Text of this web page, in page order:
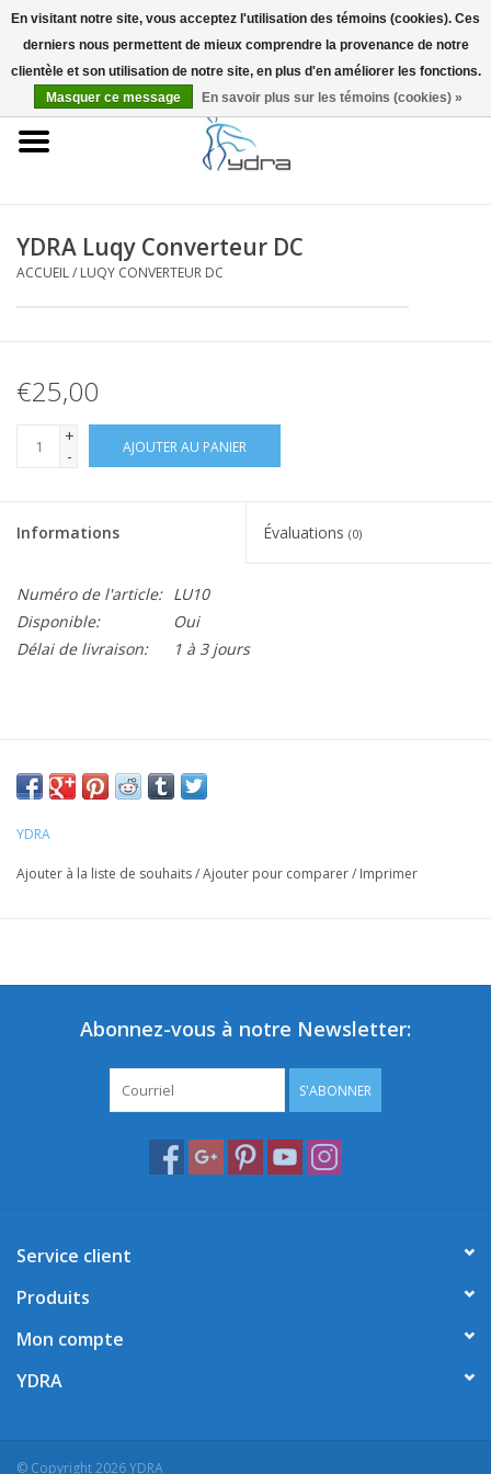
EUR
Accueil
YDRA Luqy Converteur DC
ACCUEIL/ LUQY CONVERTEUR DC
€25,00
+
-
AJOUTER AU PANIER
Informations Évaluations (0)
Numéro de l'article: LU10
Disponible:
Oui
Délai de livraison:
1 à 3 jours
YDRA
Ajouter à la liste de souhaits/Ajouter pour comparer/ Imprimer
Abonnez-vous à notre Newsletter:
S'ABONNER
Service client
Produits
Mon compte
YDRA
© Copyright 2026 YDRA
En visitant notre site, vous acceptez l'utilisation des témoins (cookies). Ces
derniers nous permettent de mieux comprendre la provenance de notre
clientèle et son utilisation de notre site, en plus d'en améliorer les fonctions.
Masquer ce message
En savoir plus sur les témoins (cookies) »